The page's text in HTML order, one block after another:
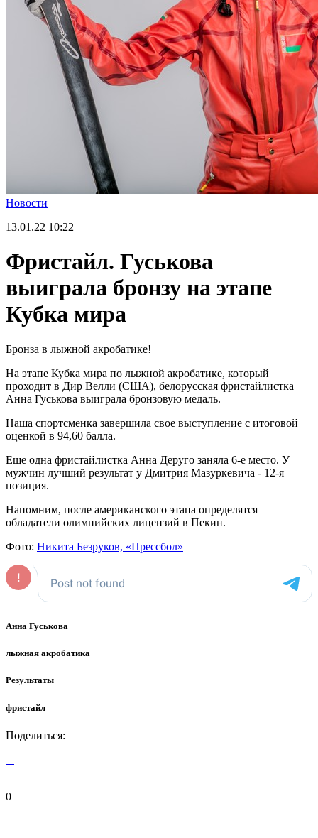
Новости
13.01.22 10:22
Фристайл. Гуськова
выиграла бронзу на этапе
Кубка мира
Бронза в лыжной акробатике!
На этапе Кубка мира по лыжной акробатике, который
проходит в Дир Велли (США), белорусская фристайлистка
Анна Гуськова выиграла бронзовую медаль.
Наша спортсменка завершила свое выступление с итоговой
оценкой в 94,60 балла.
Еще одна фристайлистка Анна Деруго заняла 6-е место. У
мужчин лучший результат у Дмитрия Мазуркевича - 12-я
позиция.
Напомним, после американского этапа определятся
обладатели олимпийских лицензий в Пекин.
Фото: Никита Безруков, «Прессбол»
Анна Гуськова
лыжная акробатика
Результаты
фристайл
Поделиться:
0